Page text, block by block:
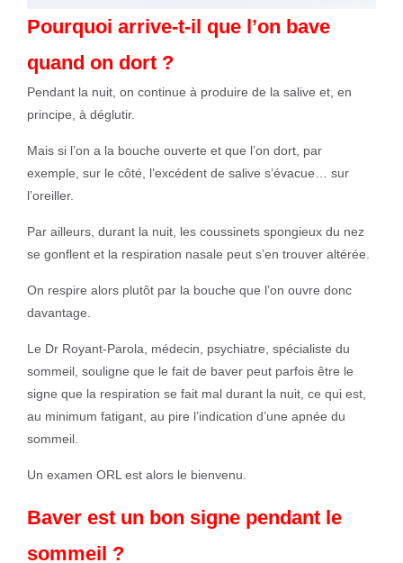
Pourquoi arrive-t-il que l’on bave
quand on dort ?
Pendant la nuit, on continue à produire de la salive et, en
principe, à déglutir.
Mais si l’on a la bouche ouverte et que l’on dort, par
exemple, sur le côté, l’excédent de salive s’évacue… sur
l’oreiller.
Par ailleurs, durant la nuit, les coussinets spongieux du nez
se gonflent et la respiration nasale peut s’en trouver altérée.
On respire alors plutôt par la bouche que l’on ouvre donc
davantage.
Le Dr Royant-Parola, médecin, psychiatre, spécialiste du
sommeil, souligne que le fait de baver peut parfois être le
signe que la respiration se fait mal durant la nuit, ce qui est,
au minimum fatigant, au pire l’indication d’une apnée du
sommeil.
Un examen ORL est alors le bienvenu.
Baver est un bon signe pendant le
sommeil ?